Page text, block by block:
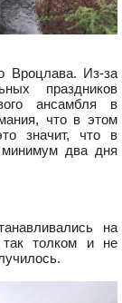
Вроцлава. Из-за
праздников
ансамбля в
что в этом
значит, что в
минимум два дня
на
толком и не